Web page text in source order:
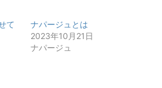
て
ナパージュとは
2023年10月21日
ナパージュ